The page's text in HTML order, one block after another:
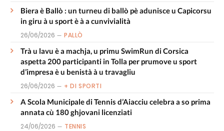
Biera è Ballò : un turneu di ballò pè adunisce u Capicorsu
in giru à u sport è à a cunvivialità
26/06/2026 PALLÒ
Trà u lavu è a machja, u primu SwimRun di Corsica
aspetta 200 participanti in Tolla per prumove u sport
d’impresa è u benistà à u travagliu
26/06/2026 + DI SPORTI
A Scola Municipale di Tennis d’Aiacciu celebra a so prima
annata cù 180 ghjovani licenziati
24/06/2026 TENNIS